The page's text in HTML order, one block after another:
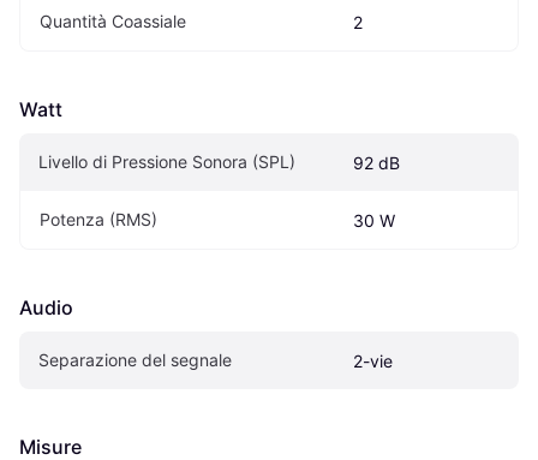
Quantità Coassiale 2
Watt
Livello di Pressione Sonora (SPL) 92 dB
Potenza (RMS) 30 W
Audio
Separazione del segnale 2-vie
Misure